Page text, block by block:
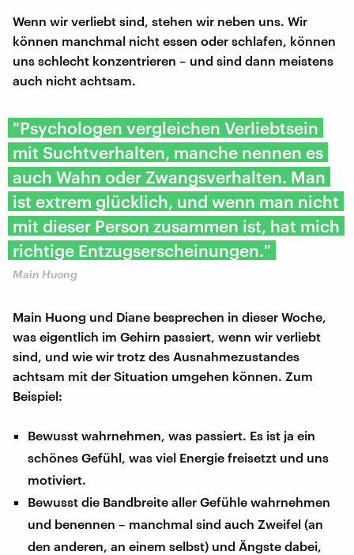
Wenn wir verliebt sind, stehen wir neben uns. Wir
können manchmal nicht essen oder schlafen, können
uns schlecht konzentrieren – und sind dann meistens
auch nicht achtsam.
"Psychologen vergleichen Verliebtsein
mit Suchtverhalten, manche nennen es
auch Wahn oder Zwangsverhalten. Man
ist extrem glücklich, und wenn man nicht
mit dieser Person zusammen ist, hat mich
richtige Entzugserscheinungen."
Main Huong
Main Huong und Diane besprechen in dieser Woche,
was eigentlich im Gehirn passiert, wenn wir verliebt
sind, und wie wir trotz des Ausnahmezustandes
achtsam mit der Situation umgehen können. Zum
Beispiel:
Bewusst wahrnehmen, was passiert. Es ist ja ein
schönes Gefühl, was viel Energie freisetzt und uns
motiviert.
Bewusst die Bandbreite aller Gefühle wahrnehmen
und benennen – manchmal sind auch Zweifel (an
den anderen, an einem selbst) und Ängste dabei,